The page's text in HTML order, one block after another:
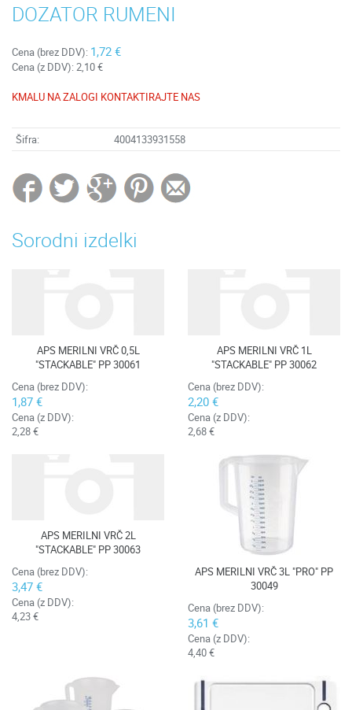
DOZATOR RUMENI
Cena (brez DDV): 1,72 €
Cena (z DDV): 2,10 €
KMALU NA ZALOGI KONTAKTIRAJTE NAS
Šifra: 4004133931558
Sorodni izdelki
APS MERILNI VRČ 0,5L
"STACKABLE" PP 30061
Cena (brez DDV):
1,87 €
Cena (z DDV):
2,28 €
APS MERILNI VRČ 1L
"STACKABLE" PP 30062
Cena (brez DDV):
2,20 €
Cena (z DDV):
2,68 €
APS MERILNI VRČ 2L
"STACKABLE" PP 30063
Cena (brez DDV):
3,47 €
Cena (z DDV):
4,23 €
APS MERILNI VRČ 3L "PRO" PP
30049
Cena (brez DDV):
3,61 €
Cena (z DDV):
4,40 €